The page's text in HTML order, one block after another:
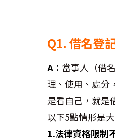
Q1. 借名登
A： 當事人（借
理、使用、處分
是看自己，就是
以下5點情形是
1.法律資格限制